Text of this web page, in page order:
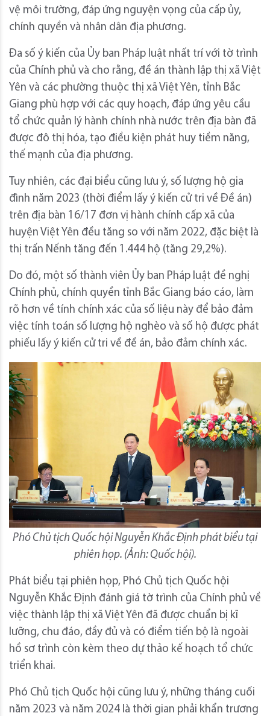
vệ môi trường, đáp ứng nguyện vọng của cấp ủy,
chính quyền và nhân dân địa phương.
Đa số ý kiến của Ủy ban Pháp luật nhất trí với tờ trình
của Chính phủ và cho rằng, đề án thành lập thị xã Việt
Yên và các phường thuộc thị xã Việt Yên, tỉnh Bắc
Giang phù hợp với các quy hoạch, đáp ứng yêu cầu
tổ chức quản lý hành chính nhà nước trên địa bàn đã
được đô thị hóa, tạo điều kiện phát huy tiềm năng,
thế mạnh của địa phương.
Tuy nhiên, các đại biểu cũng lưu ý, số lượng hộ gia
đình năm 2023 (thời điểm lấy ý kiến cử tri về Đề án)
trên địa bàn 16/17 đơn vị hành chính cấp xã của
huyện Việt Yên đều tăng so với năm 2022, đặc biệt là
thị trấn Nếnh tăng đến 1.444 hộ (tăng 29,2%).
Do đó, một số thành viên Ủy ban Pháp luật đề nghị
Chính phủ, chính quyền tỉnh Bắc Giang báo cáo, làm
rõ hơn về tính chính xác của số liệu này để bảo đảm
việc tính toán số lượng hộ nghèo và số hộ được phát
phiếu lấy ý kiến cử tri về đề án, bảo đảm chính xác.
Phó Chủ tịch Quốc hội Nguyễn Khắc Định phát biểu tại
phiên họp. (Ảnh: Quốc hội).
Phát biểu tại phiên họp, Phó Chủ tịch Quốc hội
Nguyễn Khắc Định đánh giá tờ trình của Chính phủ về
việc thành lập thị xã Việt Yên đã được chuẩn bị kĩ
lưỡng, chu đáo, đầy đủ và có điểm tiến bộ là ngoài
hồ sơ trình còn kèm theo dự thảo kế hoạch tổ chức
triển khai.
Phó Chủ tịch Quốc hội cũng lưu ý, những tháng cuối
năm 2023 và năm 2024 là thời gian phải khẩn trương